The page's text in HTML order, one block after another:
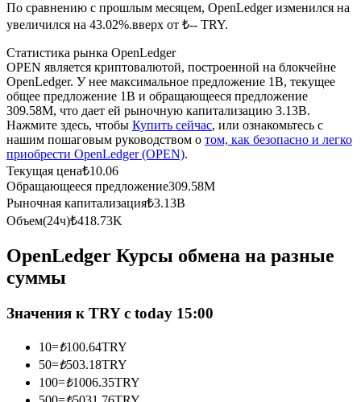
Фьючерсы с использованием USDC в качестве
Копирование торговли
Присоединяйтесь к лучшим трейдерам
Станьте копи-трейдером
По сравнению с прошлым месяцем, OpenLedger изменился на
увеличился на 43.02%.вверх от ₺-- TRY.
Статистика рынка OpenLedger
OPEN является криптовалютой, построенной на блокчейне
OpenLedger. У нее максимальное предложение 1B, текущее
общее предложение 1B и обращающееся предложение
309.58M, что дает ей рыночную капитализацию 3.13B.
Нажмите здесь, чтобы Купить сейчас, или ознакомьтесь с
нашим пошаговым руководством о том, как безопасно и легко
приобрести OpenLedger (OPEN).
Текущая цена₺10.06
Обращающееся предложение309.58M
Рыночная капитализация₺3.13B
Объем(24ч)₺418.73K
OpenLedger Курсы обмена на разные
суммы
Значения к TRY с today 15:00
10=₺100.64TRY
50=₺503.18TRY
100=₺1006.35TRY